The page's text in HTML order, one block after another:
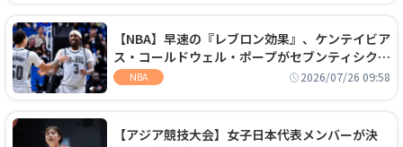
【NBA】早速の『レブロン効果』、ケンテイビア
ス・コールドウェル・ポープがセブンティシクサ
ーズに1年契約で加入
NBA 2026/07/26 09:58
【アジア競技大会】女子日本代表メンバーが決